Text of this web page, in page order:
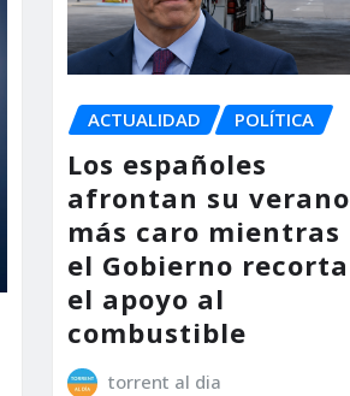
ACTUALIDAD POLÍTICA
Los españoles
afrontan su verano
más caro mientras
el Gobierno recorta
el apoyo al
combustible
torrent al dia